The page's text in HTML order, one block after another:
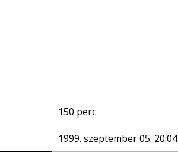
150 perc
1999. szeptember 05. 20:04